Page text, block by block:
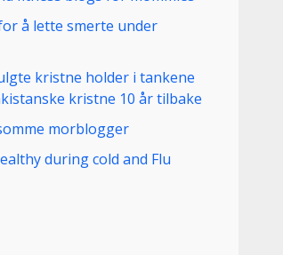
å lette smerte under
kristne holder i tankene
kristne 10 år tilbake
morblogger
during cold and Flu